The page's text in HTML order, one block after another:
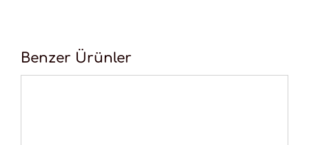
Benzer Ürünler